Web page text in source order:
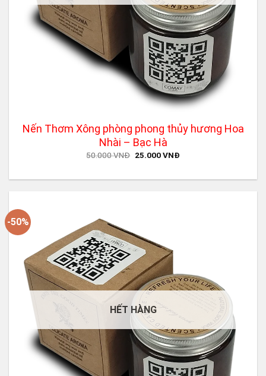
Nến Thơm Xông phòng phong thủy hương Hoa
Nhài – Bạc Hà
50.000VNĐ Original
50.000 VNĐ.
25.000VNĐCurrent
25.000 VNĐ.
-50%
HẾT HÀNG